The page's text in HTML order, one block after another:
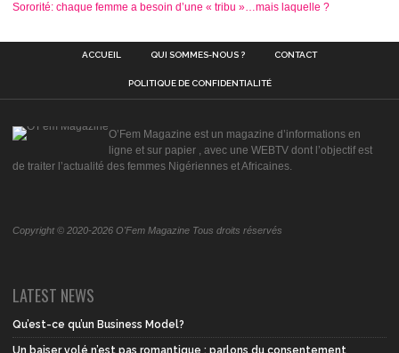
Sororité: chaque femme a besoin d’une « tribu »…mais laquelle ?
ACCUEIL QUI SOMMES-NOUS ? CONTACT
POLITIQUE DE CONFIDENTIALITÉ
O’Fem Magazine est un magazine d’informations en
ligne et sur papier , avec une WEBTV dont l’objectif est
de traiter l’actualité des femmes Nigériennes et Africaines.
Copyright © 2020-2026 O'Fem Magazine Tous droits réservés
LATEST NEWS
Qu’est-ce qu’un Business Model?
Un baiser volé n’est pas romantique : parlons du consentement